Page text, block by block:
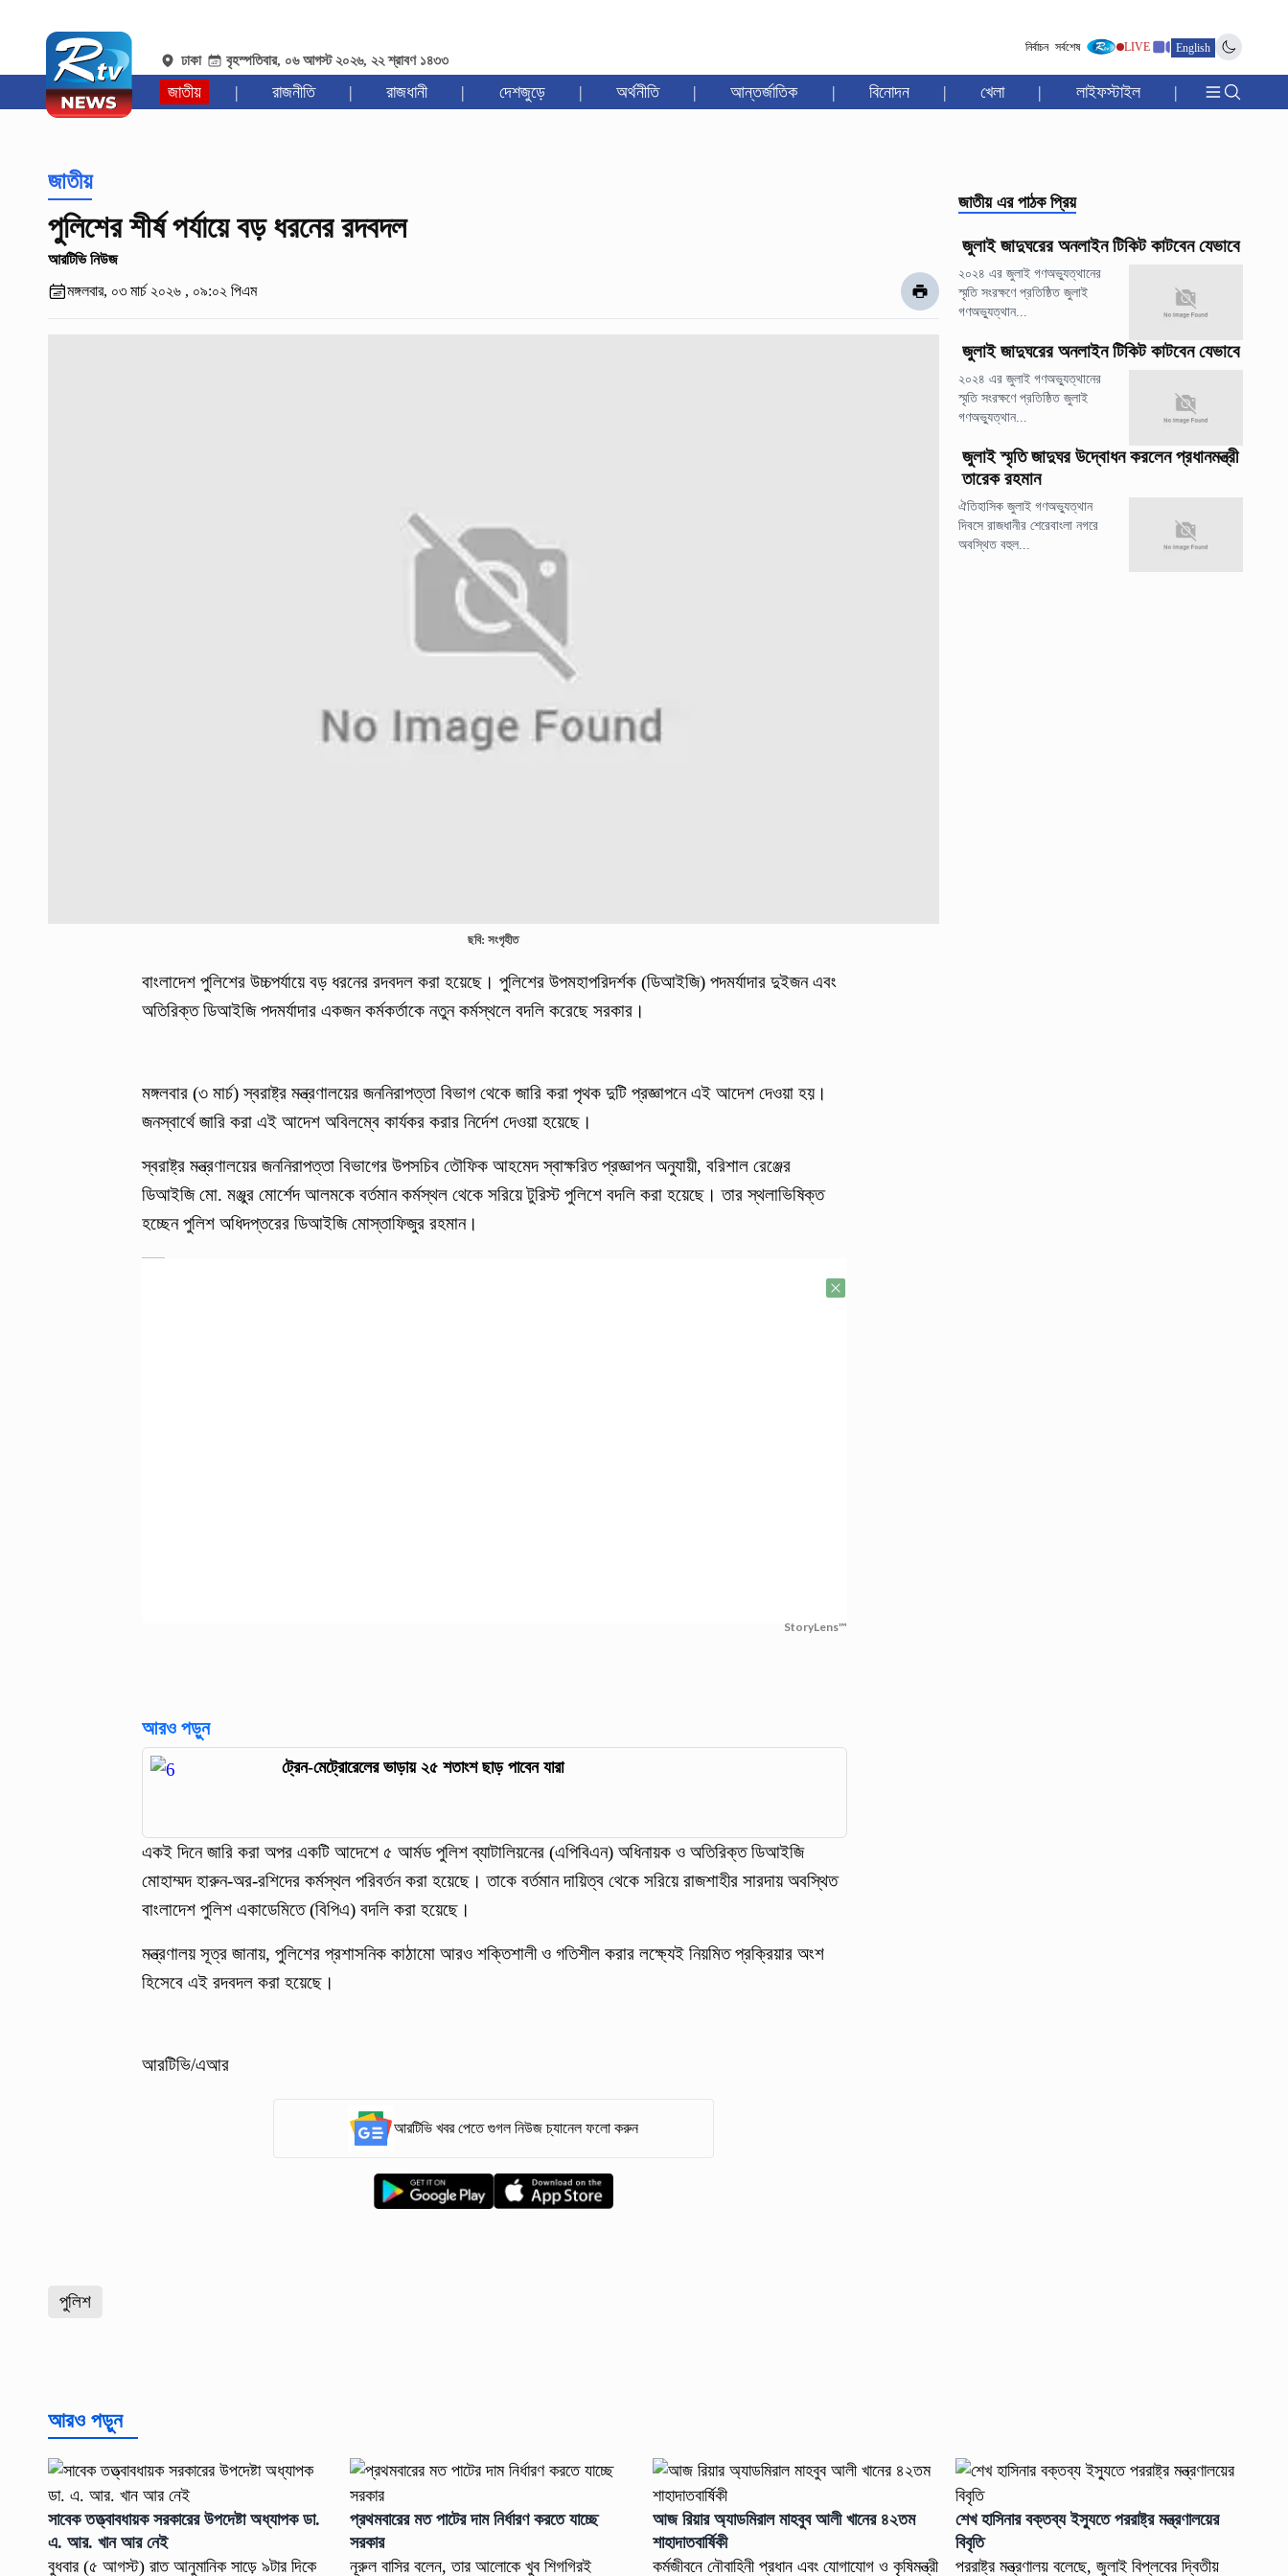
ঢাকা বৃহস্পতিবার, ০৬ আগস্ট ২০২৬, ২২ শ্রাবণ ১৪৩৩
নির্বাচন সর্বশেষ LIVE English
জাতীয় | রাজনীতি | রাজধানী | দেশজুড়ে | অর্থনীতি | আন্তর্জাতিক | বিনোদন | খেলা | লাইফস্টাইল |
জাতীয়
পুলিশের শীর্ষ পর্যায়ে বড় ধরনের রদবদল
আরটিভি নিউজ
মঙ্গলবার, ০৩ মার্চ ২০২৬ , ০৯:০২ পিএম
ছবি: সংগৃহীত
বাংলাদেশ পুলিশের উচ্চপর্যায়ে বড় ধরনের রদবদল করা হয়েছে। পুলিশের উপমহাপরিদর্শক (ডিআইজি) পদমর্যাদার দুইজন এবং
অতিরিক্ত ডিআইজি পদমর্যাদার একজন কর্মকর্তাকে নতুন কর্মস্থলে বদলি করেছে সরকার।
মঙ্গলবার (৩ মার্চ) স্বরাষ্ট্র মন্ত্রণালয়ের জননিরাপত্তা বিভাগ থেকে জারি করা পৃথক দুটি প্রজ্ঞাপনে এই আদেশ দেওয়া হয়।
জনস্বার্থে জারি করা এই আদেশ অবিলম্বে কার্যকর করার নির্দেশ দেওয়া হয়েছে।
স্বরাষ্ট্র মন্ত্রণালয়ের জননিরাপত্তা বিভাগের উপসচিব তৌফিক আহমেদ স্বাক্ষরিত প্রজ্ঞাপন অনুযায়ী, বরিশাল রেঞ্জের
ডিআইজি মো. মঞ্জুর মোর্শেদ আলমকে বর্তমান কর্মস্থল থেকে সরিয়ে টুরিস্ট পুলিশে বদলি করা হয়েছে। তার স্থলাভিষিক্ত
হচ্ছেন পুলিশ অধিদপ্তরের ডিআইজি মোস্তাফিজুর রহমান।
StoryLens™
আরও পড়ুন
ট্রেন-মেট্রোরেলের ভাড়ায় ২৫ শতাংশ ছাড় পাবেন যারা
একই দিনে জারি করা অপর একটি আদেশে ৫ আর্মড পুলিশ ব্যাটালিয়নের (এপিবিএন) অধিনায়ক ও অতিরিক্ত ডিআইজি
মোহাম্মদ হারুন-অর-রশিদের কর্মস্থল পরিবর্তন করা হয়েছে। তাকে বর্তমান দায়িত্ব থেকে সরিয়ে রাজশাহীর সারদায় অবস্থিত
বাংলাদেশ পুলিশ একাডেমিতে (বিপিএ) বদলি করা হয়েছে।
মন্ত্রণালয় সূত্র জানায়, পুলিশের প্রশাসনিক কাঠামো আরও শক্তিশালী ও গতিশীল করার লক্ষ্যেই নিয়মিত প্রক্রিয়ার অংশ
হিসেবে এই রদবদল করা হয়েছে।
আরটিভি/এআর
আরটিভি খবর পেতে গুগল নিউজ চ্যানেল ফলো করুন
পুলিশ
জাতীয় এর পাঠক প্রিয়
জুলাই জাদুঘরের অনলাইন টিকিট কাটবেন যেভাবে
২০২৪ এর জুলাই গণঅভ্যুত্থানের
স্মৃতি সংরক্ষণে প্রতিষ্ঠিত জুলাই
গণঅভ্যুত্থান...
জুলাই জাদুঘরের অনলাইন টিকিট কাটবেন যেভাবে
২০২৪ এর জুলাই গণঅভ্যুত্থানের
স্মৃতি সংরক্ষণে প্রতিষ্ঠিত জুলাই
গণঅভ্যুত্থান...
জুলাই স্মৃতি জাদুঘর উদ্বোধন করলেন প্রধানমন্ত্রী
তারেক রহমান
ঐতিহাসিক জুলাই গণঅভ্যুত্থান
দিবসে রাজধানীর শেরেবাংলা নগরে
অবস্থিত বহুল...
আরও পড়ুন
সাবেক তত্ত্বাবধায়ক সরকারের উপদেষ্টা অধ্যাপক ডা.
এ. আর. খান আর নেই
বুধবার (৫ আগস্ট) রাত আনুমানিক সাড়ে ৯টার দিকে
প্রথমবারের মত পাটের দাম নির্ধারণ করতে যাচ্ছে
সরকার
নূরুল বাসির বলেন, তার আলোকে খুব শিগগিরই
আজ রিয়ার অ্যাডমিরাল মাহবুব আলী খানের ৪২তম
শাহাদাতবার্ষিকী
কর্মজীবনে নৌবাহিনী প্রধান এবং যোগাযোগ ও কৃষিমন্ত্রী
শেখ হাসিনার বক্তব্য ইস্যুতে পররাষ্ট্র মন্ত্রণালয়ের
বিবৃতি
পররাষ্ট্র মন্ত্রণালয় বলেছে, জুলাই বিপ্লবের দ্বিতীয়